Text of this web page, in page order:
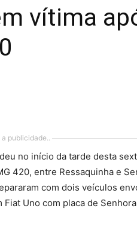
vítima
publicidade..
no início da tarde desta
420, entre Ressaquinha e
com dois veículos
Uno com placa de